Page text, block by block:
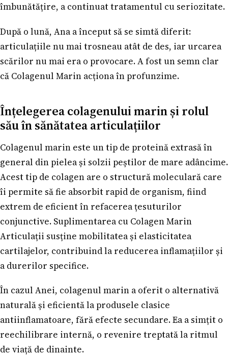
îmbunătățire, a continuat tratamentul cu seriozitate.
După o lună, Ana a început să se simtă diferit:
articulațiile nu mai trosneau atât de des, iar urcarea
scărilor nu mai era o provocare. A fost un semn clar
că Colagenul Marin acționa în profunzime.
Înțelegerea colagenului marin și rolul
său în sănătatea articulațiilor
Colagenul marin este un tip de proteină extrasă în
general din pielea și solzii peștilor de mare adâncime.
Acest tip de colagen are o structură moleculară care
îi permite să fie absorbit rapid de organism, fiind
extrem de eficient în refacerea țesuturilor
conjunctive. Suplimentarea cu Colagen Marin
Articulații susține mobilitatea și elasticitatea
cartilajelor, contribuind la reducerea inflamațiilor și
a durerilor specifice.
În cazul Anei, colagenul marin a oferit o alternativă
naturală și eficientă la produsele clasice
antiinflamatoare, fără efecte secundare. Ea a simțit o
reechilibrare internă, o revenire treptată la ritmul
de viață de dinainte.